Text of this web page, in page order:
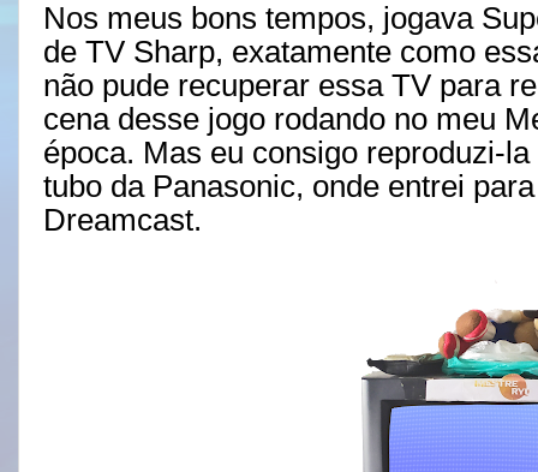
Nos meus bons tempos, jogava
de TV Sharp, exatamente como
não pude recuperar essa TV para
cena desse jogo rodando no meu
época. Mas eu consigo reproduzi-
tubo da Panasonic, onde entrei
Dreamcast.